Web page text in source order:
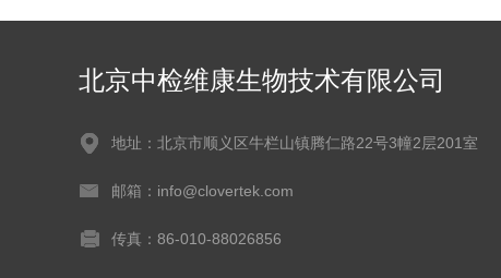
北京中检维康生物技术有限公司
地址：北京市顺义区牛栏山镇腾仁路22号3幢2层201室
邮箱：info@clovertek.com
传真：86-010-88026856